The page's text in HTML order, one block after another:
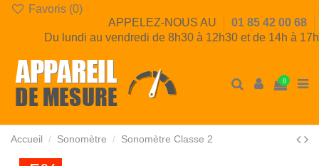
Favoris (0)
APPELEZ-NOUS AU
01 85 42 00 68
Du lundi au vendredi de 8h30 à 12h30 et de 14h à 17h
0
Accueil Sonomètre Sonomètre Classe 2